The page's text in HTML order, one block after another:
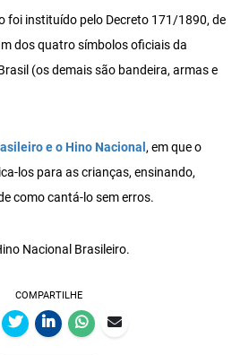
foi instituído pelo Decreto 171/1890, de
dos quatro símbolos oficiais da
(os demais são bandeira, armas e
e o Hino Nacional , em que o
los para as crianças, ensinando,
como cantá-lo sem erros.
Nacional Brasileiro.
COMPARTILHE